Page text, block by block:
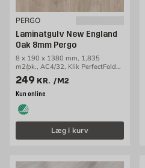
PERGO
Laminatgulv New England
Oak 8mm Pergo
8 x 190 x 1380 mm, 1,835
m2/pk., AC4/32, Klik PerfectFold
3.0
Pris 249 kr. /m2
249 KR. /M2
Kun online
Læg i kurv